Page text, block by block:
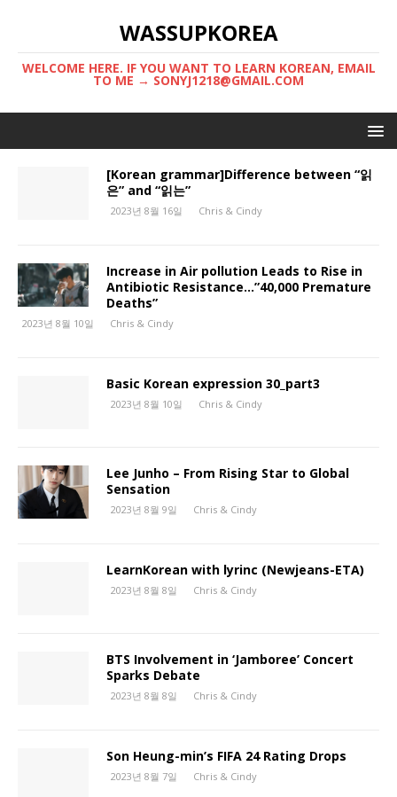
WASSUPKOREA
WELCOME HERE. IF YOU WANT TO LEARN KOREAN, EMAIL
TO ME → SONYJ1218@GMAIL.COM
[Korean grammar]Difference between “읽
은” and “읽는”
2023년 8월 16일 Chris & Cindy
Increase in Air pollution Leads to Rise in
Antibiotic Resistance…”40,000 Premature
Deaths”
2023년 8월 10일 Chris & Cindy
Basic Korean expression 30_part3
2023년 8월 10일 Chris & Cindy
Lee Junho – From Rising Star to Global
Sensation
2023년 8월 9일 Chris & Cindy
LearnKorean with lyrinc (Newjeans-ETA)
2023년 8월 8일 Chris & Cindy
BTS Involvement in ‘Jamboree’ Concert
Sparks Debate
2023년 8월 8일 Chris & Cindy
Son Heung-min’s FIFA 24 Rating Drops
2023년 8월 7일 Chris & Cindy